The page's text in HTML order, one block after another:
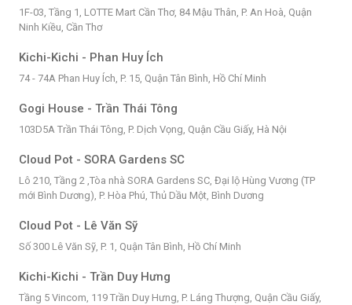
1F-03, Tầng 1, LOTTE Mart Cần Thơ, 84 Mậu Thân, P. An Hoà, Quận
Ninh Kiều, Cần Thơ
Kichi-Kichi - Phan Huy Ích
74 - 74A Phan Huy Ích, P. 15, Quận Tân Bình, Hồ Chí Minh
Gogi House - Trần Thái Tông
103D5A Trần Thái Tông, P. Dịch Vọng, Quận Cầu Giấy, Hà Nội
Cloud Pot - SORA Gardens SC
Lô 210, Tầng 2 ,Tòa nhà SORA Gardens SC, Đại lộ Hùng Vương (TP
mới Bình Dương), P. Hòa Phú, Thủ Dầu Một, Bình Dương
Cloud Pot - Lê Văn Sỹ
Số 300 Lê Văn Sỹ, P. 1, Quận Tân Bình, Hồ Chí Minh
Kichi-Kichi - Trần Duy Hưng
Tầng 5 Vincom, 119 Trần Duy Hưng, P. Láng Thượng, Quận Cầu Giấy,